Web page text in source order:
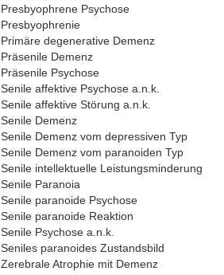
Presbyophrene Psychose
Presbyophrenie
Primäre degenerative Demenz
Präsenile Demenz
Präsenile Psychose
Senile affektive Psychose a.n.k.
Senile affektive Störung a.n.k.
Senile Demenz
Senile Demenz vom depressiven Typ
Senile Demenz vom paranoiden Typ
Senile intellektuelle Leistungsminderung
Senile Paranoia
Senile paranoide Psychose
Senile paranoide Reaktion
Senile Psychose a.n.k.
Seniles paranoides Zustandsbild
Zerebrale Atrophie mit Demenz